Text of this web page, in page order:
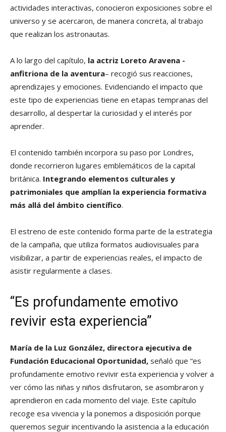
actividades interactivas, conocieron exposiciones sobre el
universo y se acercaron, de manera concreta, al trabajo
que realizan los astronautas.
A lo largo del capítulo, la actriz Loreto Aravena -
anfitriona de la aventura– recogió sus reacciones,
aprendizajes y emociones. Evidenciando el impacto que
este tipo de experiencias tiene en etapas tempranas del
desarrollo, al despertar la curiosidad y el interés por
aprender.
El contenido también incorpora su paso por Londres,
donde recorrieron lugares emblemáticos de la capital
británica. Integrando elementos culturales y
patrimoniales que amplían la experiencia formativa
más allá del ámbito científico.
El estreno de este contenido forma parte de la estrategia
de la campaña, que utiliza formatos audiovisuales para
visibilizar, a partir de experiencias reales, el impacto de
asistir regularmente a clases.
“Es profundamente emotivo
revivir esta experiencia”
María de la Luz González, directora ejecutiva de
Fundación Educacional Oportunidad, señaló que “es
profundamente emotivo revivir esta experiencia y volver a
ver cómo las niñas y niños disfrutaron, se asombraron y
aprendieron en cada momento del viaje. Este capítulo
recoge esa vivencia y la ponemos a disposición porque
queremos seguir incentivando la asistencia a la educación